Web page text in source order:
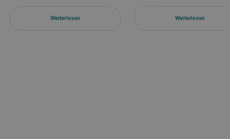
Weiterlesen Weiterlesen